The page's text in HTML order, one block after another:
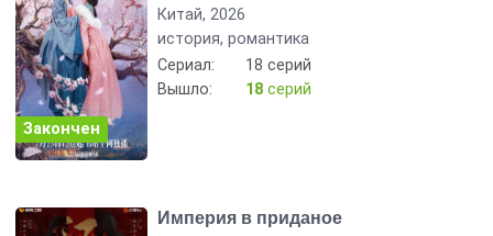
Китай, 2026
история, романтика
Сериал:
18 серий
Вышло:
18 серий
Закончен
Империя в приданое